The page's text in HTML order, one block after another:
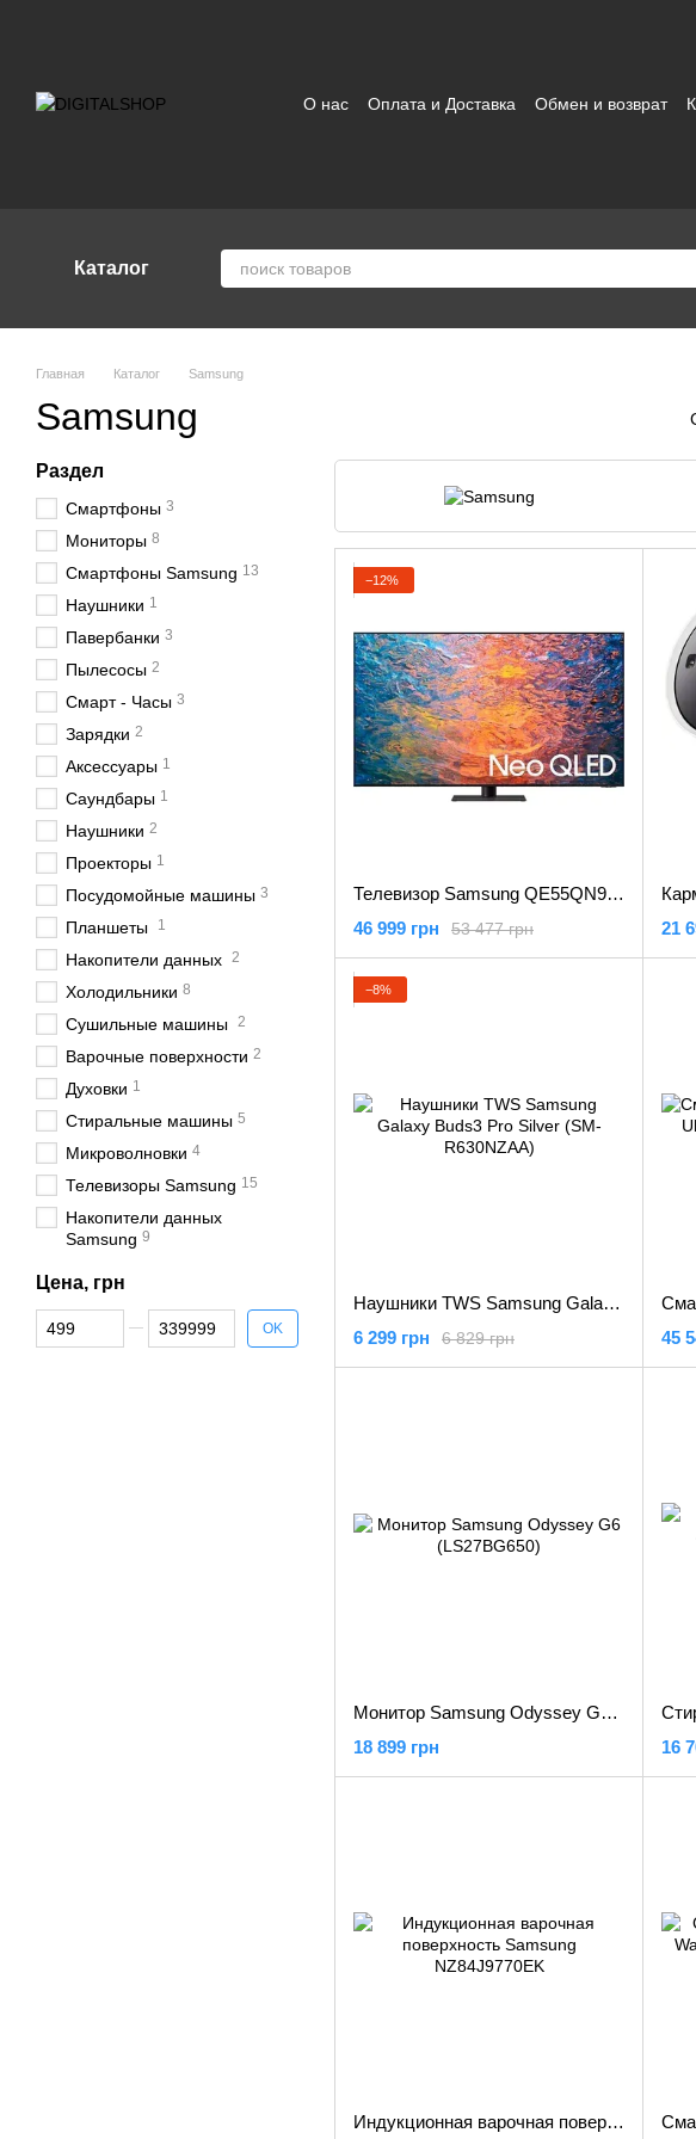
О нас Оплата и Доставка Обмен и возврат
Каталог
Главная Каталог Samsung
Samsung
−12%
Телевизор Samsung QE55QN95C
53 477 грн
46 999 грн
21
−8%
Наушники TWS Samsung Galaxy Buds3 Pro Silver (SM-R630NZAA)
6 829 грн
6 299 грн
45
Монитор Samsung Odyssey G6 (LS27BG650)
18 899 грн
16
Индукционная варочная поверхность Samsung NZ84J9770EK
Раздел
Смартфоны 3
Мониторы 8
Смартфоны Samsung 13
Наушники 1
Павербанки 3
Пылесосы 2
Смарт - Часы 3
Зарядки 2
Аксессуары 1
Саундбары 1
Наушники 2
Проекторы 1
Посудомойные машины 3
Планшеты 1
Накопители данных 2
Холодильники 8
Сушильные машины 2
Варочные поверхности 2
Духовки 1
Стиральные машины 5
Микроволновки 4
Телевизоры Samsung 15
Накопители данных
Samsung 9
Цена, грн
От Цена, грн
До Цена, грн OK